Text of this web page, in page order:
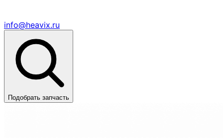
info@heavix.ru
Подобрать запчасть